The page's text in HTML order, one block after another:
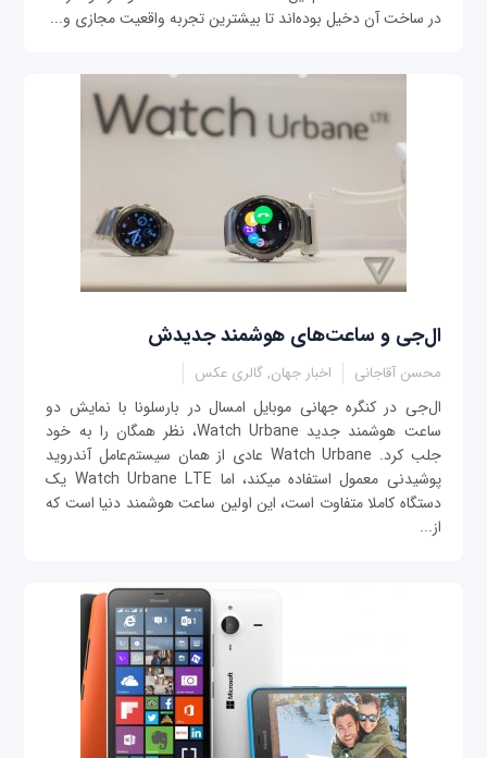
در ساخت آن دخیل بوده‌اند تا بیشترین تجربه واقعیت مجازی و...
ال‌جی و ساعت‌های هوشمند جدیدش
محسن آقاجانی اخبار جهان, گالری عکس
ال‌جی در کنگره جهانی موبایل امسال در بارسلونا با نمایش دو
ساعت هوشمند جدید Watch Urbane، نظر همگان را به خود
جلب کرد. Watch Urbane عادی از همان سیستم‌عامل آندرويد
پوشیدنی معمول استفاده می‎کند، اما Watch Urbane LTE یک
دستگاه کاملا متفاوت است، این اولین ساعت هوشمند دنیا است که
از...